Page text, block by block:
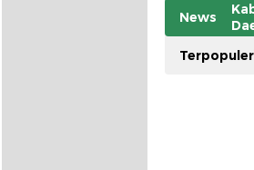
News
Terpopuler